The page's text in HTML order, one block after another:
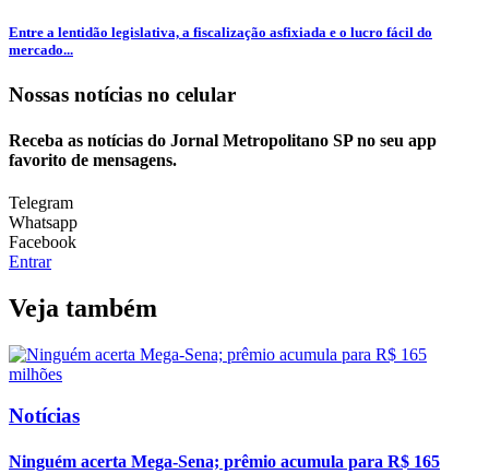
Entre a lentidão legislativa, a fiscalização asfixiada e o lucro fácil do
mercado...
Nossas notícias no celular
Receba as notícias do Jornal Metropolitano SP no seu app
favorito de mensagens.
Telegram
Whatsapp
Facebook
Entrar
Veja também
Notícias
Ninguém acerta Mega-Sena; prêmio acumula para R$ 165